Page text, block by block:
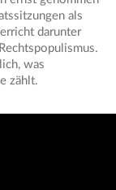
als
darunter
was
zählt.